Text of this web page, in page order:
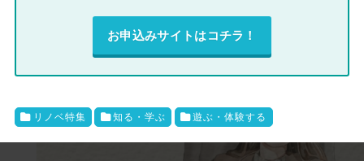
お申込みサイトはコチラ！
リノベ特集 知る・学ぶ 遊ぶ・体験する